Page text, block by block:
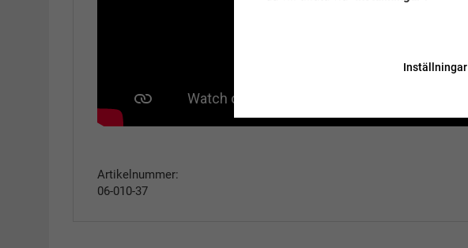
Artikelnummer:
06-010-37
Inställningar